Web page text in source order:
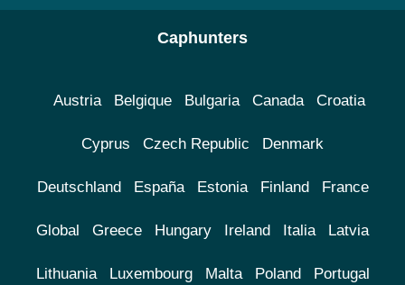
Caphunters
Austria Belgique Bulgaria Canada Croatia
Cyprus Czech Republic Denmark
Deutschland España Estonia Finland France
Global Greece Hungary Ireland Italia Latvia
Lithuania Luxembourg Malta Poland Portugal